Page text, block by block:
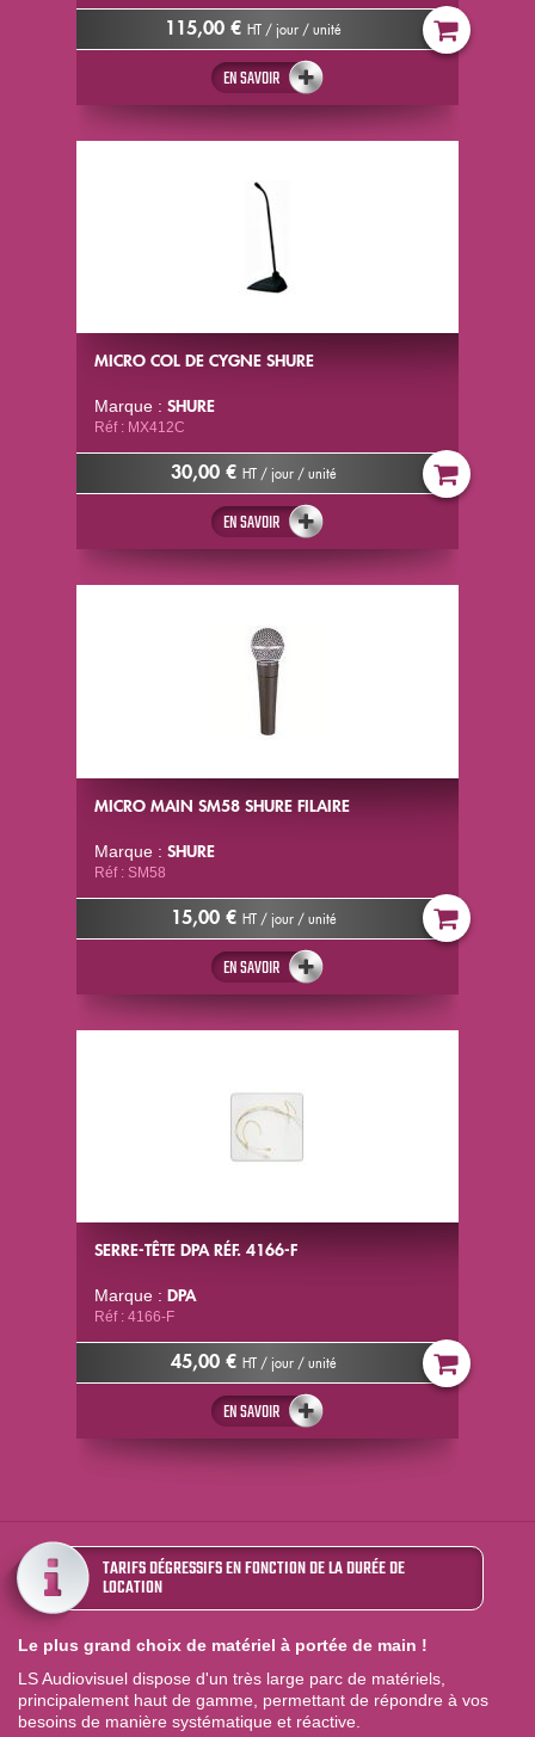
115,00 € HT / jour / unité
EN SAVOIR
MICRO COL DE CYGNE SHURE
Marque : SHURE
Réf : MX412C
30,00 € HT / jour / unité
EN SAVOIR
MICRO MAIN SM58 SHURE FILAIRE
Marque : SHURE
Réf : SM58
15,00 € HT / jour / unité
EN SAVOIR
SERRE-TÊTE DPA RÉF. 4166-F
Marque : DPA
Réf : 4166-F
45,00 € HT / jour / unité
EN SAVOIR
TARIFS DÉGRESSIFS EN FONCTION DE LA DURÉE DE
LOCATION
Le plus grand choix de matériel à portée de main !
LS Audiovisuel dispose d'un très large parc de matériels,
principalement haut de gamme, permettant de répondre à vos
besoins de manière systématique et réactive.